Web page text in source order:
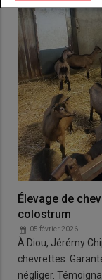
Élevage de
colostrum
05 février 2026
À Diou, Jérémy
chevrettes.
négliger.